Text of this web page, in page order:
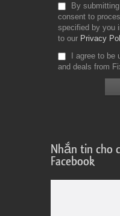
By
consent to
specified by you
to our Privacy
I agree to be
and deals from
Nhắn tin cho
Facebook